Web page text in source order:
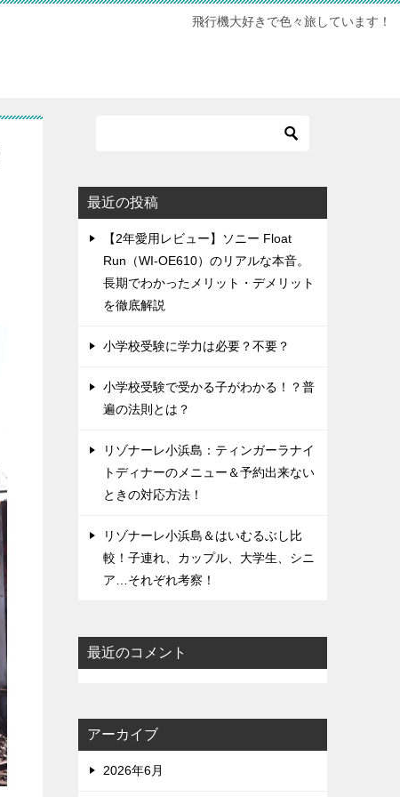
飛行機大好きで色々旅しています！
最近の投稿
【2年愛用レビュー】ソニー Float
Run（WI-OE610）のリアルな本音。
長期でわかったメリット・デメリット
を徹底解説
小学校受験に学力は必要？不要？
小学校受験で受かる子がわかる！？普
遍の法則とは？
リゾナーレ小浜島：ティンガーラナイ
トディナーのメニュー＆予約出来ない
ときの対応方法！
リゾナーレ小浜島＆はいむるぶし比
較！子連れ、カップル、大学生、シニ
ア…それぞれ考察！
最近のコメント
アーカイブ
2026年6月